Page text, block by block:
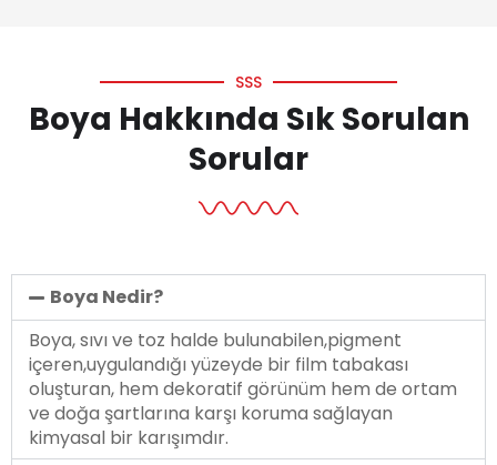
SSS
Boya Hakkında Sık Sorulan
Sorular
Boya Nedir?
Boya, sıvı ve toz halde bulunabilen,pigment
içeren,uygulandığı yüzeyde bir film tabakası
oluşturan, hem dekoratif görünüm hem de ortam
ve doğa şartlarına karşı koruma sağlayan
kimyasal bir karışımdır.